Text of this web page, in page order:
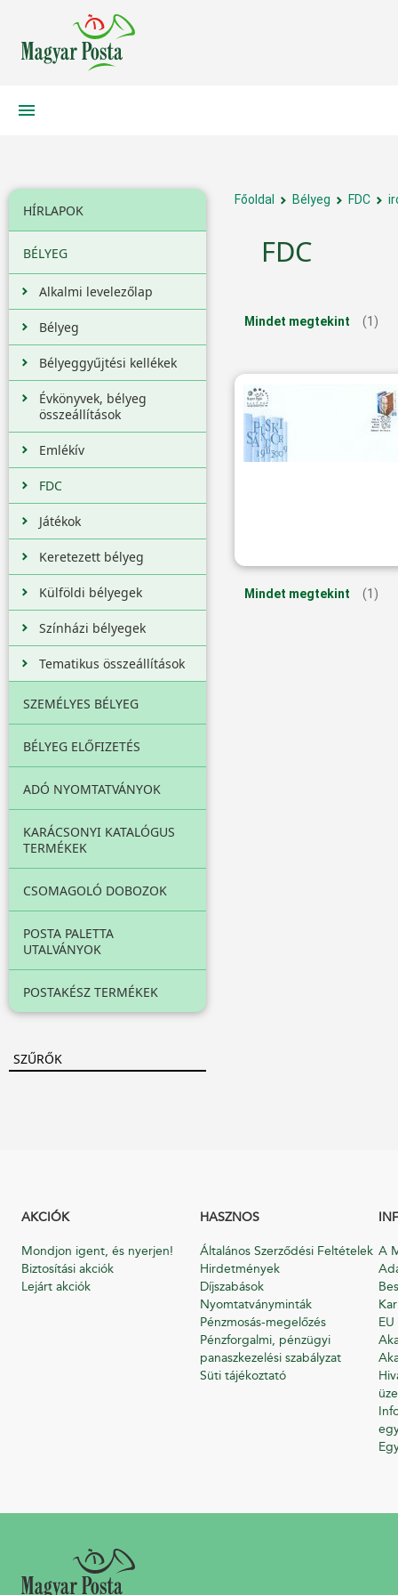
HÍRLAPOK
BÉLYEG
Alkalmi levelezőlap
Bélyeg
Bélyeggyűjtési kellékek
Évkönyvek, bélyeg
összeállítások
Emlékív
FDC
Játékok
Keretezett bélyeg
Külföldi bélyegek
Színházi bélyegek
Tematikus összeállítások
SZEMÉLYES BÉLYEG
BÉLYEG ELŐFIZETÉS
ADÓ NYOMTATVÁNYOK
KARÁCSONYI KATALÓGUS
TERMÉKEK
CSOMAGOLÓ DOBOZOK
POSTA PALETTA
UTALVÁNYOK
POSTAKÉSZ TERMÉKEK
SZŰRŐK
Főoldal Bélyeg FDC
FDC
Mindet megtekint (1)
Mindet megtekint (1)
AKCIÓK
Mondjon igent, és nyerjen!
Biztosítási akciók
Lejárt akciók
HASZNOS
Általános Szerződési Feltételek
Hirdetmények
Díjszabások
Nyomtatványminták
Pénzmosás-megelőzés
Pénzforgalmi, pénzügyi
panaszkezelési szabályzat
Süti tájékoztató
A